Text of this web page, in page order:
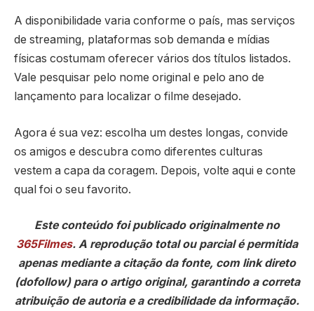
A disponibilidade varia conforme o país, mas serviços
de streaming, plataformas sob demanda e mídias
físicas costumam oferecer vários dos títulos listados.
Vale pesquisar pelo nome original e pelo ano de
lançamento para localizar o filme desejado.
Agora é sua vez: escolha um destes longas, convide
os amigos e descubra como diferentes culturas
vestem a capa da coragem. Depois, volte aqui e conte
qual foi o seu favorito.
Este conteúdo foi publicado originalmente no
365Filmes. A reprodução total ou parcial é permitida
apenas mediante a citação da fonte, com link direto
(dofollow) para o artigo original, garantindo a correta
atribuição de autoria e a credibilidade da informação.